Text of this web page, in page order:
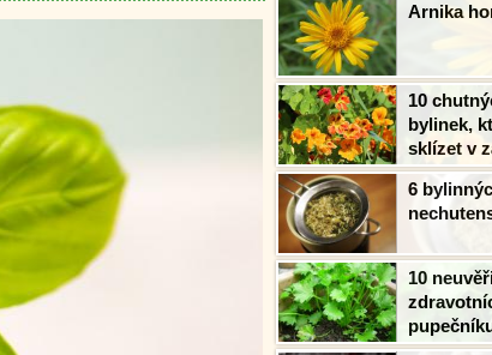
Arnika
10
bylinek,
sklízet v
6
10